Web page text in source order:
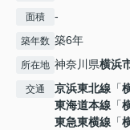
面積 -
築年数 築6年
所在地 神奈川県横浜
交通 京浜東北線 「
東海道本線 「
東急東横線 「